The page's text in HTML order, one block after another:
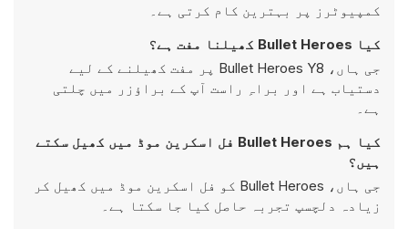
کمپیوٹرز پر بہترین کام کرتی ہے۔
کیا Bullet Heroes کھیلنا مفت ہے؟
جی ہاں، Bullet Heroes Y8 پر مفت کھیلنے کے لیے
دستیاب ہے اور براہِ راست آپ کے براؤزر میں چلتی
ہے۔
کیا ہم Bullet Heroes فل اسکرین موڈ میں کھیل سکتے
ہیں؟
جی ہاں، Bullet Heroes کو فل اسکرین موڈ میں کھیل کر
زیادہ دلچسپ تجربہ حاصل کیا جا سکتا ہے۔